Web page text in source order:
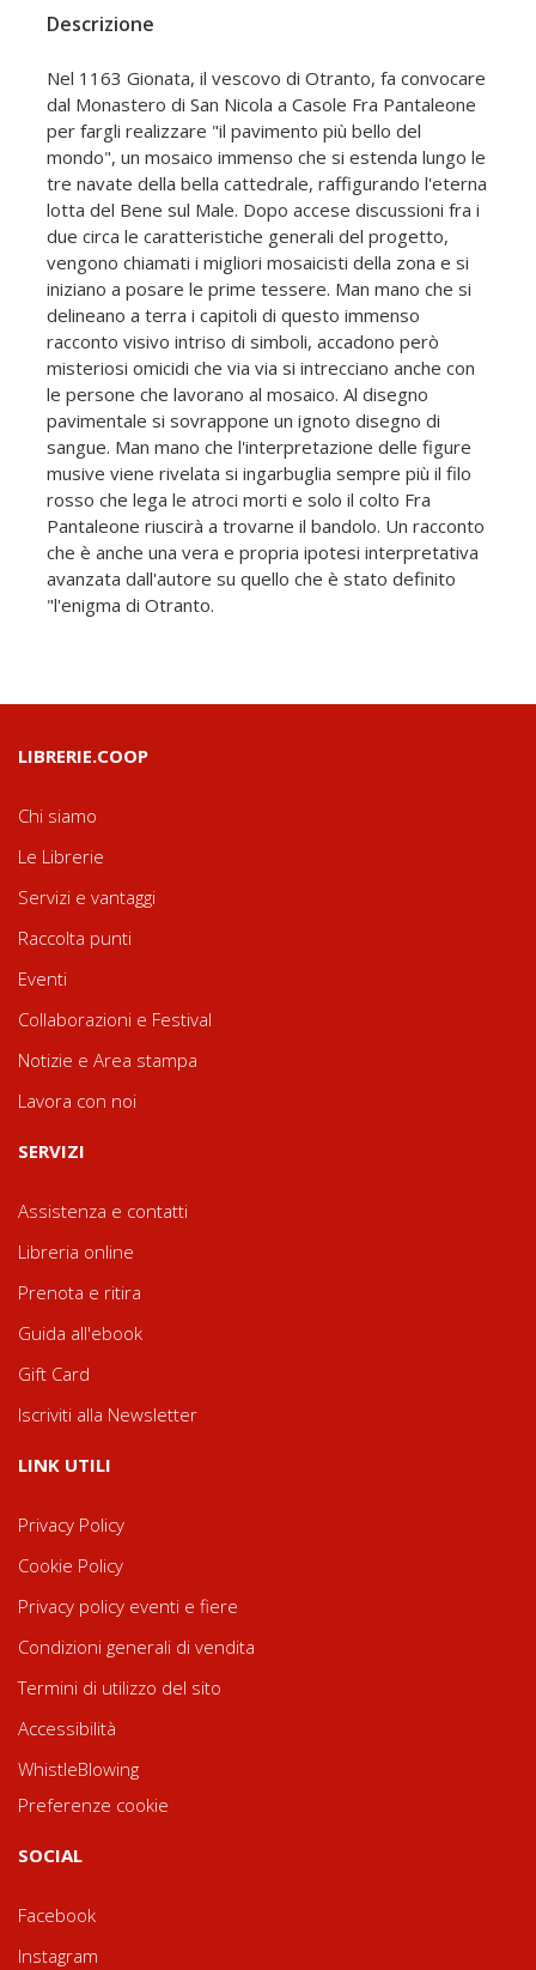
Descrizione
Nel 1163 Gionata, il vescovo di Otranto, fa convocare
dal Monastero di San Nicola a Casole Fra Pantaleone
per fargli realizzare "il pavimento più bello del
mondo", un mosaico immenso che si estenda lungo le
tre navate della bella cattedrale, raffigurando l'eterna
lotta del Bene sul Male. Dopo accese discussioni fra i
due circa le caratteristiche generali del progetto,
vengono chiamati i migliori mosaicisti della zona e si
iniziano a posare le prime tessere. Man mano che si
delineano a terra i capitoli di questo immenso
racconto visivo intriso di simboli, accadono però
misteriosi omicidi che via via si intrecciano anche con
le persone che lavorano al mosaico. Al disegno
pavimentale si sovrappone un ignoto disegno di
sangue. Man mano che l'interpretazione delle figure
musive viene rivelata si ingarbuglia sempre più il filo
rosso che lega le atroci morti e solo il colto Fra
Pantaleone riuscirà a trovarne il bandolo. Un racconto
che è anche una vera e propria ipotesi interpretativa
avanzata dall'autore su quello che è stato definito
"l'enigma di Otranto.
LIBRERIE.COOP
Chi siamo
Le Librerie
Servizi e vantaggi
Raccolta punti
Eventi
Collaborazioni e Festival
Notizie e Area stampa
Lavora con noi
SERVIZI
Assistenza e contatti
Libreria online
Prenota e ritira
Guida all'ebook
Gift Card
Iscriviti alla Newsletter
LINK UTILI
Privacy Policy
Cookie Policy
Privacy policy eventi e fiere
Condizioni generali di vendita
Termini di utilizzo del sito
Accessibilità
WhistleBlowing
Preferenze cookie
SOCIAL
Facebook
Instagram